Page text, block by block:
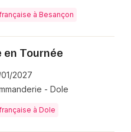
à Besançon
en Tournée
2027
- Dole
à Dole